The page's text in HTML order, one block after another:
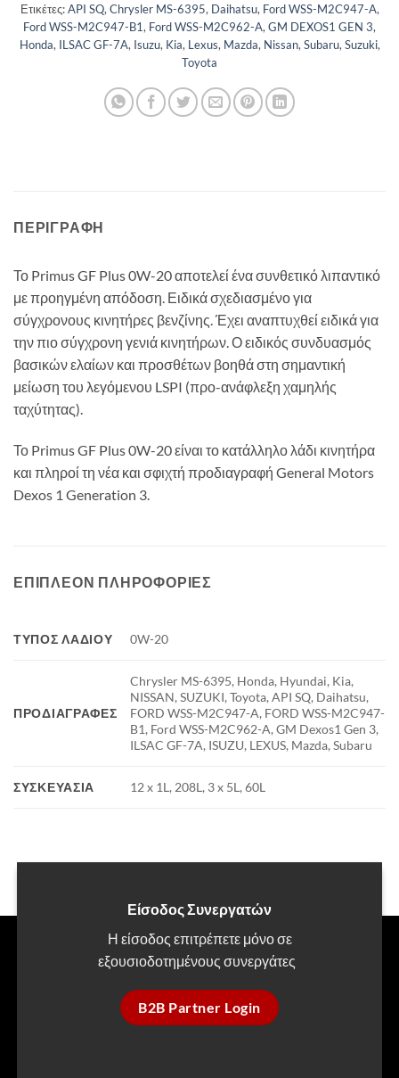
Ετικέτες:API SQ, Chrysler MS-6395, Daihatsu, Ford WSS-M2C947-A,
Ford WSS-M2C947-B1, Ford WSS-M2C962-A, GM DEXOS1 GEN 3,
Honda, ILSAC GF-7A, Isuzu, Kia, Lexus, Mazda, Nissan, Subaru, Suzuki,
Toyota
ΠΕΡΙΓΡΑΦΉ
Το Primus GF Plus 0W-20 αποτελεί ένα συνθετικό λιπαντικό
με προηγμένη απόδοση. Ειδικά σχεδιασμένο για
σύγχρονους κινητήρες βενζίνης. Έχει αναπτυχθεί ειδικά για
την πιο σύγχρονη γενιά κινητήρων. Ο ειδικός συνδυασμός
βασικών ελαίων και προσθέτων βοηθά στη σημαντική
μείωση του λεγόμενου LSPI (προ-ανάφλεξη χαμηλής
ταχύτητας).
Το Primus GF Plus 0W-20 είναι το κατάλληλο λάδι κινητήρα
και πληροί τη νέα και σφιχτή προδιαγραφή General Motors
Dexos 1 Generation 3.
ΕΠΙΠΛΈΟΝ ΠΛΗΡΟΦΟΡΊΕΣ
ΤΎΠΟΣ ΛΑΔΙΟΎ 0W-20
ΠΡΟΔΙΑΓΡΑΦΈΣ
Chrysler MS-6395, Honda, Hyundai, Kia,
NISSAN, SUZUKI, Toyota, API SQ, Daihatsu,
FORD WSS-M2C947-A, FORD WSS-M2C947-
B1, Ford WSS-M2C962-A, GM Dexos1 Gen 3,
ILSAC GF-7A, ISUZU, LEXUS, Mazda, Subaru
ΣΥΣΚΕΥΑΣΊΑ 12 x 1L, 208L, 3 x 5L, 60L
Είσοδος Συνεργατών
Η είσοδος επιτρέπετε μόνο σε
εξουσιοδοτημένους συνεργάτες
B2B Partner Login